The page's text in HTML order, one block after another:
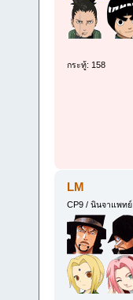
กระทู้: 158
LM
CP9 / นินจาแพทย์